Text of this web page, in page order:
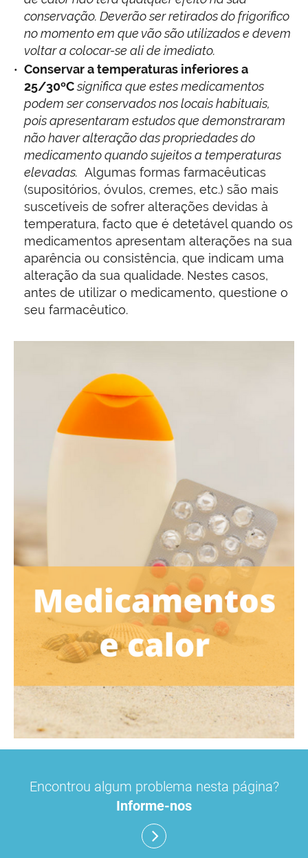
conservação. Deverão ser retirados do frigorífico
no momento em que vão são utilizados e devem
voltar a colocar-se ali de imediato.
Conservar a temperaturas inferiores a
25/30ºCsignifica que estes medicamentos
podem ser conservados nos locais habituais,
pois apresentaram estudos que demonstraram
não haver alteração das propriedades do
medicamento quando sujeitos a temperaturas
elevadas. Algumas formas farmacêuticas
(supositórios, óvulos, cremes, etc.) são mais
suscetíveis de sofrer alterações devidas à
temperatura, facto que é detetável quando os
medicamentos apresentam alterações na sua
aparência ou consistência, que indicam uma
alteração da sua qualidade. Nestes casos,
antes de utilizar o medicamento, questione o
seu farmacêutico.
Encontrou algum problema nesta página?
Informe-nos